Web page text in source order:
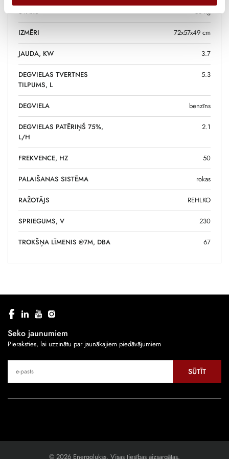
SVARS 56 kg
IZMĒRI 72x57x49 cm
JAUDA, KW 3.7
DEGVIELAS TVERTNES
TILPUMS, L
5.3
DEGVIELA benzīns
DEGVIELAS PATĒRIŅŠ 75%,
L/H
2.1
FREKVENCE, HZ 50
PALAIŠANAS SISTĒMA rokas
RAŽOTĀJS REHLKO
SPRIEGUMS, V 230
TROKŠŅA LĪMENIS @7M, DBA 67
Seko jaunumiem
Pieraksties, lai uzzinātu par jaunākajiem piedāvājumiem
SŪTĪT
© 2026 Energolukss. Visas tiesības aizsargātas.